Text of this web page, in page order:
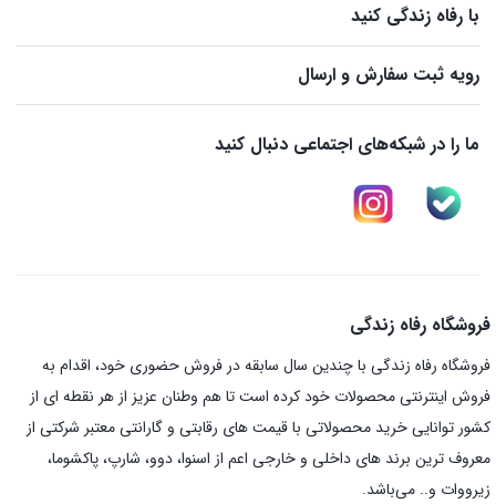
با رفاه زندگی کنید
رویه ثبت سفارش و ارسال
ما را در شبکه‌های اجتماعی دنبال کنید
فروشگاه رفاه زندگی
فروشگاه رفاه زندگی با چندین سال سابقه در فروش حضوری خود، اقدام به
فروش اینترنتی محصولات خود کرده است تا هم وطنان عزیز از هر نقطه ای از
کشور توانایی خرید محصولاتی با قیمت های رقابتی و گارانتی معتبر شرکتی از
معروف ترین برند های داخلی و خارجی اعم از اسنوا، دوو، شارپ، پاکشوما،
زیرووات و.. می‌باشد.